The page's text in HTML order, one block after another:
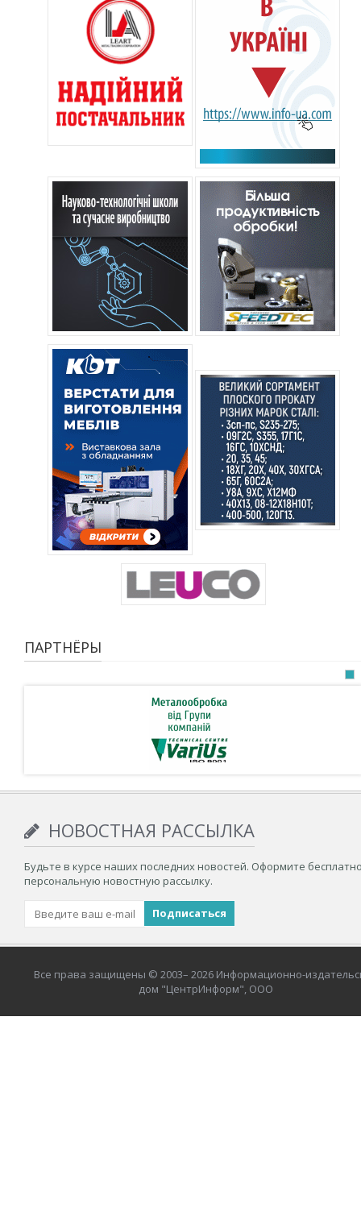
ПАРТНЁРЫ
НОВОСТНАЯ РАССЫЛКА
Будьте в курсе наших последних новостей. Оформите
персональную новостную рассылку.
Все права защищены © 2003– 2026 Информационно-
дом "ЦентрИнформ", ООО